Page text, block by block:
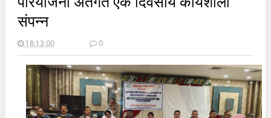
संपन्न
18:13:00 0